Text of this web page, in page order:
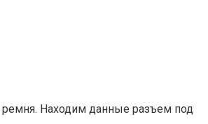
ремня. Находим данные разъем под